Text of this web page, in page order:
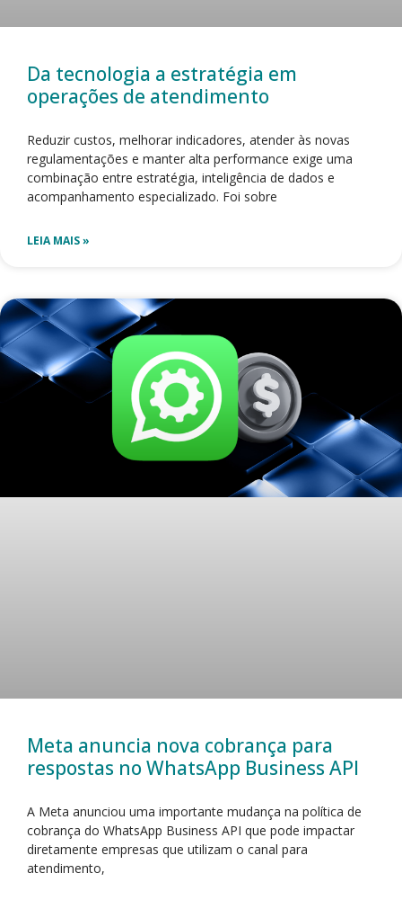
Da tecnologia a estratégia em
operações de atendimento
Reduzir custos, melhorar indicadores, atender às novas
regulamentações e manter alta performance exige uma
combinação entre estratégia, inteligência de dados e
acompanhamento especializado. Foi sobre
LEIA MAIS »
Meta anuncia nova cobrança para
respostas no WhatsApp Business API
A Meta anunciou uma importante mudança na política de
cobrança do WhatsApp Business API que pode impactar
diretamente empresas que utilizam o canal para
atendimento,